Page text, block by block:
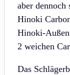
aber
Hinoki
Hinoki-
2 weichen
Das